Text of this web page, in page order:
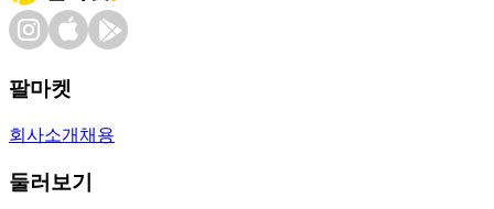
팔마켓
회사소개 채용
둘러보기